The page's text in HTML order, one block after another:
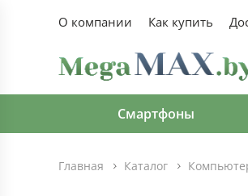
О компании Как купить
Смартфоны
Главная Каталог